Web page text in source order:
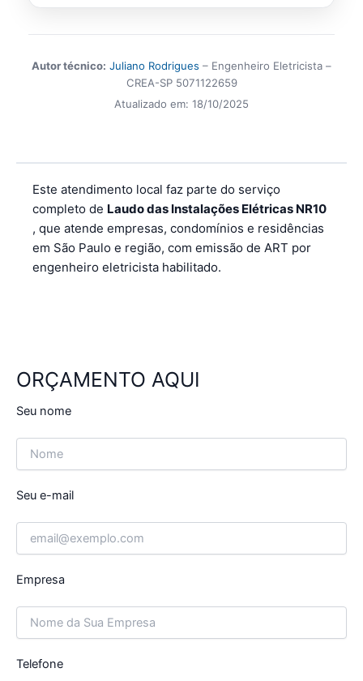
Autor técnico: Juliano Rodrigues – Engenheiro Eletricista –
CREA-SP 5071122659
Atualizado em: 18/10/2025
Este atendimento local faz parte do serviço
completo de Laudo das Instalações Elétricas NR10
, que atende empresas, condomínios e residências
em São Paulo e região, com emissão de ART por
engenheiro eletricista habilitado.
ORÇAMENTO AQUI
Seu nome
Seu e-mail
Empresa
Telefone